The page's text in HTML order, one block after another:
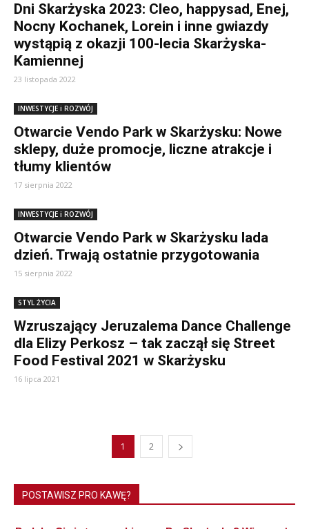
Dni Skarżyska 2023: Cleo, happysad, Enej,
Nocny Kochanek, Lorein i inne gwiazdy
wystąpią z okazji 100-lecia Skarżyska-
Kamiennej
23 listopada 2022
INWESTYCJE i ROZWÓJ
Otwarcie Vendo Park w Skarżysku: Nowe
sklepy, duże promocje, liczne atrakcje i
tłumy klientów
17 sierpnia 2022
INWESTYCJE i ROZWÓJ
Otwarcie Vendo Park w Skarżysku lada
dzień. Trwają ostatnie przygotowania
15 sierpnia 2022
STYL ŻYCIA
Wzruszający Jeruzalema Dance Challenge
dla Elizy Perkosz – tak zaczął się Street
Food Festival 2021 w Skarżysku
16 lipca 2021
1 2
POSTAWISZ PRO KAWĘ?